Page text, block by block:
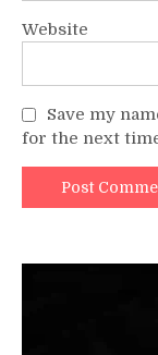
Website
Save my
for the next